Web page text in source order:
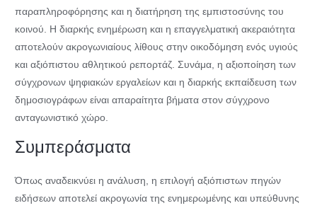
παραπληροφόρησης και η διατήρηση της εμπιστοσύνης του
κοινού. Η διαρκής ενημέρωση και η επαγγελματική ακεραιότητα
αποτελούν ακρογωνιαίους λίθους στην οικοδόμηση ενός υγιούς
και αξιόπιστου αθλητικού ρεπορτάζ. Συνάμα, η αξιοποίηση των
σύγχρονων ψηφιακών εργαλείων και η διαρκής εκπαίδευση των
δημοσιογράφων είναι απαραίτητα βήματα στον σύγχρονο
ανταγωνιστικό χώρο.
Συμπεράσματα
Όπως αναδεικνύει η ανάλυση, η επιλογή αξιόπιστων πηγών
ειδήσεων αποτελεί ακρογωνία της ενημερωμένης και υπεύθυνης